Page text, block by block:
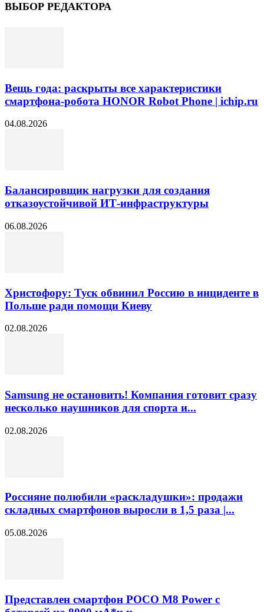
ВЫБОР РЕДАКТОРА
Вещь года: раскрыты все характеристики
смартфона-робота HONOR Robot Phone | ichip.ru
04.08.2026
Балансировщик нагрузки для создания
отказоустойчивой ИТ-инфраструктуры
06.08.2026
Христофору: Туск обвинил Россию в инциденте в
Польше ради помощи Киеву
02.08.2026
Samsung не остановить! Компания готовит сразу
несколько наушников для спорта и...
02.08.2026
Россияне полюбили «раскладушки»: продажи
складных смартфонов выросли в 1,5 раза |...
05.08.2026
Представлен смартфон POCO M8 Power с